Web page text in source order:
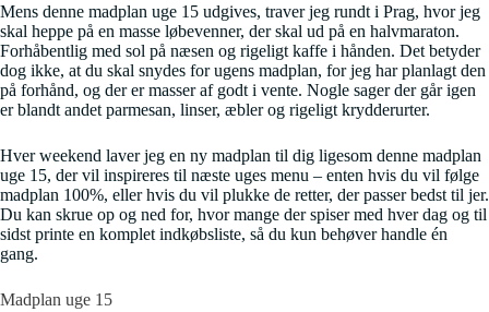
Mens denne madplan uge 15 udgives, traver jeg rundt i Prag, hvor jeg
skal heppe på en masse løbevenner, der skal ud på en halvmaraton.
Forhåbentlig med sol på næsen og rigeligt kaffe i hånden. Det betyder
dog ikke, at du skal snydes for ugens madplan, for jeg har planlagt den
på forhånd, og der er masser af godt i vente. Nogle sager der går igen
er blandt andet parmesan, linser, æbler og rigeligt krydderurter.
Hver weekend laver jeg en ny madplan til dig ligesom denne madplan
uge 15, der vil inspireres til næste uges menu – enten hvis du vil følge
madplan 100%, eller hvis du vil plukke de retter, der passer bedst til jer.
Du kan skrue op og ned for, hvor mange der spiser med hver dag og til
sidst printe en komplet indkøbsliste, så du kun behøver handle én
gang.
Madplan uge 15